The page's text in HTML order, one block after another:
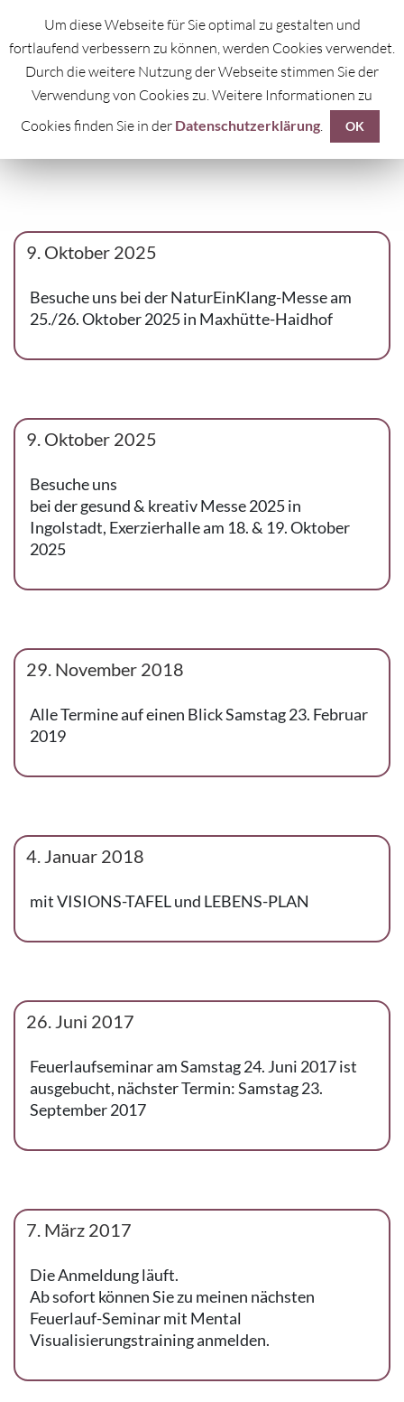
ARCHIV:NEWS
9. Oktober 2025
Besuche uns bei der NaturEinKlang-Messe am
25./26. Oktober 2025 in Maxhütte-Haidhof
9. Oktober 2025
Besuche uns
bei der gesund & kreativ Messe 2025 in
Ingolstadt, Exerzierhalle am 18. & 19. Oktober
2025
29. November 2018
Alle Termine auf einen Blick Samstag 23. Februar
2019
4. Januar 2018
mit VISIONS-TAFEL und LEBENS-PLAN
26. Juni 2017
Feuerlaufseminar am Samstag 24. Juni 2017 ist
ausgebucht, nächster Termin: Samstag 23.
September 2017
7. März 2017
Die Anmeldung läuft.
Ab sofort können Sie zu meinen nächsten
Feuerlauf-Seminar mit Mental
Visualisierungstraining anmelden.
Um diese Webseite für Sie optimal zu gestalten und
fortlaufend verbessern zu können, werden Cookies verwendet.
Durch die weitere Nutzung der Webseite stimmen Sie der
Verwendung von Cookies zu. Weitere Informationen zu
Cookies finden Sie in der Datenschutzerklärung. OK